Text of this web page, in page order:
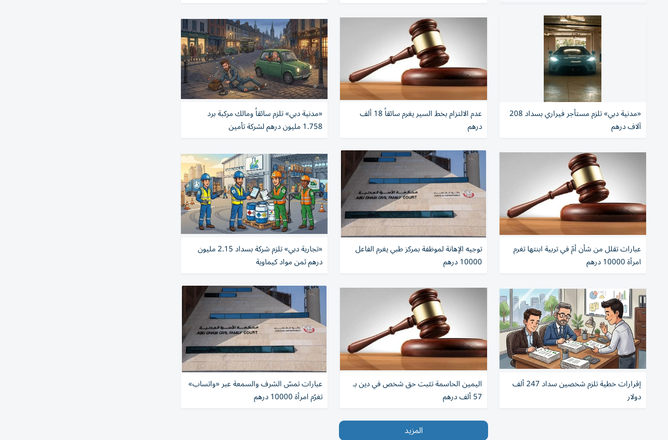
«مدنية دبي» تلزم مستأجر فيراري بسداد 208
آلاف درهم
عدم الالتزام بخط السير يغرم سائقاً 18 ألف
درهم
«مدنية دبي» تلزم سائقاً ومالك مركبة برد
1.758 مليون درهم لشركة تأمين
عبارات تقلل من شأن أمّ في تربية ابنتها تغرم
امرأة 10000 درهم
توجيه الإهانة لموظفة بمركز طبي يغرم الفاعل
10000 درهم
«تجارية دبي» تلزم شركة بسداد 2.15 مليون
درهم ثمن مواد كيماوية
إقرارات خطية تلزم شخصين سداد 247 ألف
دولار
اليمين الحاسمة تثبت حق شخص في دين بـ
57 ألف درهم
عبارات تمسّ الشرف والسمعة عبر «واتساب»
تغرّم امرأة 10000 درهم
المزيد